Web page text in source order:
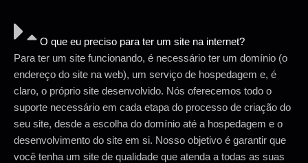
O que eu preciso para ter um site na internet?
Para ter um site funcionando, é necessário ter um domínio (o
endereço do site na web), um serviço de hospedagem e, é
claro, o próprio site desenvolvido. Nós oferecemos todo o
suporte necessário em cada etapa do processo de criação do
seu site, desde a escolha do domínio até a hospedagem e o
desenvolvimento do site em si. Nosso objetivo é garantir que
você tenha um site de qualidade que atenda a todas as suas